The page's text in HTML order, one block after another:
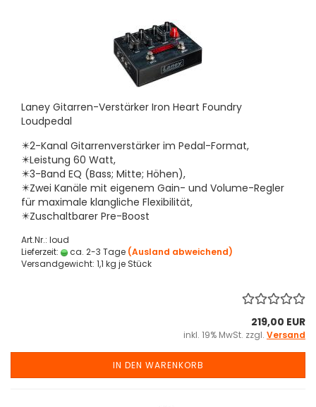
Laney Gitarren-Verstärker Iron Heart Foundry
Loudpedal
✴️2-Kanal Gitarrenverstärker im Pedal-Format,
✴️Leistung 60 Watt,
✴️3-Band EQ (Bass; Mitte; Höhen),
✴️Zwei Kanäle mit eigenem Gain- und Volume-Regler
für maximale klangliche Flexibilität,
✴️Zuschaltbarer Pre-Boost
Art.Nr.: loud
Lieferzeit:
ca. 2-3 Tage (Ausland abweichend)
Versandgewicht: 1,1 kg je Stück
219,00 EUR
inkl. 19% MwSt. zzgl. Versand
IN DEN WARENKORB